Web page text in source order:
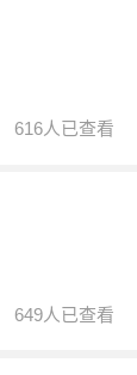
616人已查看
649人已查看